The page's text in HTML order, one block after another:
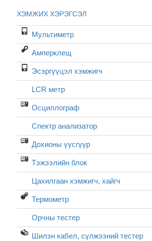
ХЭМЖИХ ХЭРЭГСЭЛ
Мультиметр
Амперклещ
Эсэргүүцэл хэмжигч
LCR метр
Осциллограф
Спектр анализатор
Дохионы үүсгүүр
Тэжээлийн блок
Цахилгаан хэмжигч, хайгч
Термометр
Орчны тестер
Шилэн кабел, cүлжээний тестер